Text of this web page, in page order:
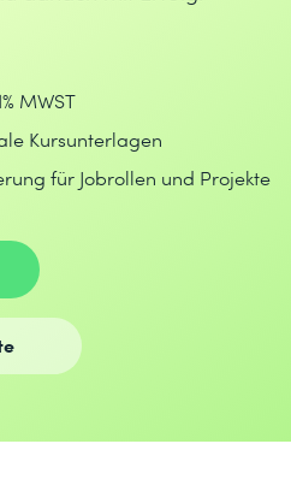
MWST
Kursunterlagen
für Jobrollen und Projekte